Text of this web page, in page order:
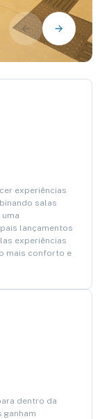
experiências
salas
lançamentos
experiências
mais conforto e
dentro da
ganham